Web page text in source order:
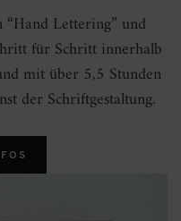
Lettering” und
für Schritt innerhalb
mit über 5,5 Stunden
der Schriftgestaltung.